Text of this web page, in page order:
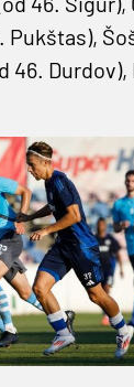
Pukštas),
46. Durdov),